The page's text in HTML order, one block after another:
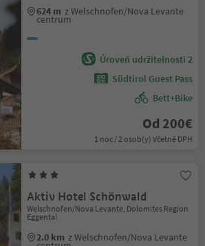
624 m z Welschnofen/Nova Levante
centrum
Úroveň udržitelnosti 2
Südtirol Guest Pass
Bett+Bike
Od 200€
1 noc / 2 osob(y) Včetně DPH
Aktiv Hotel Schönwald
Welschnofen/Nova Levante, Dolomites Region
Eggental
2.0 km z Welschnofen/Nova Levante